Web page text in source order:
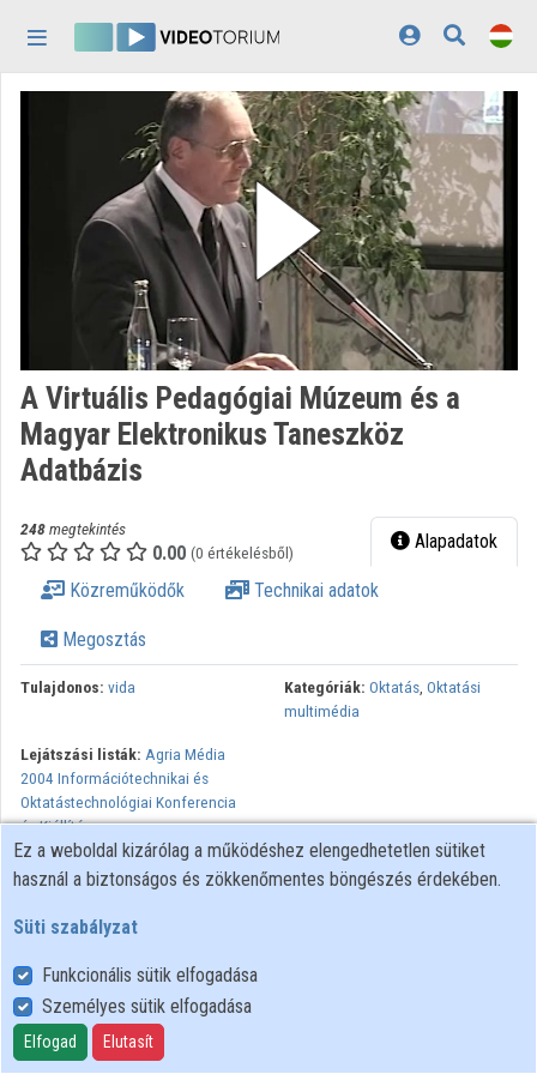
Bejelentkezés
Felfedezés
Kategóriák
Lejátszási listák
Intézmények
Közreműködők
Megjelenés:világos
A Virtuális Pedagógiai Múzeum és a
Magyar Elektronikus Taneszköz
Adatbázis
248megtekintés
0.00 (0 értékelésből) Alapadatok
Közreműködők Technikai adatok
Megosztás
Tulajdonos: vida Kategóriák: Oktatás, Oktatási
multimédia
Lejátszási listák: Agria Média
2004 Információtechnikai és
Oktatástechnológiai Konferencia
és Kiállítás
Felhasználói szabályzat
Adatkezelési tájékoztató
Süti szabályzat
Ez a weboldal kizárólag a működéshez elengedhetetlen sütiket
használ a biztonságos és zökkenőmentes böngészés érdekében.
Süti szabályzat
Funkcionális sütik elfogadása
Személyes sütik elfogadása
Elfogad Elutasít